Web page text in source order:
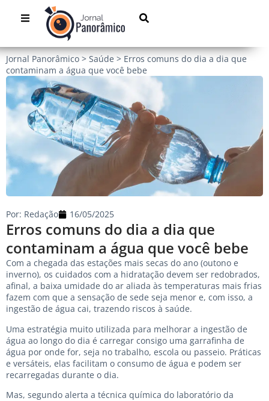
Jornal Panorâmico > Saúde > Erros comuns do dia a dia que
contaminam a água que você bebe
Erros comuns do dia a dia que
contaminam a água que você bebe
Por: Redação 16/05/2025
Com a chegada das estações mais secas do ano (outono e
inverno), os cuidados com a hidratação devem ser redobrados,
afinal, a baixa umidade do ar aliada às temperaturas mais frias
fazem com que a sensação de sede seja menor e, com isso, a
ingestão de água cai, trazendo riscos à saúde.
Uma estratégia muito utilizada para melhorar a ingestão de
água ao longo do dia é carregar consigo uma garrafinha de
água por onde for, seja no trabalho, escola ou passeio. Práticas
e versáteis, elas facilitam o consumo de água e podem ser
recarregadas durante o dia.
Mas, segundo alerta a técnica química do laboratório da